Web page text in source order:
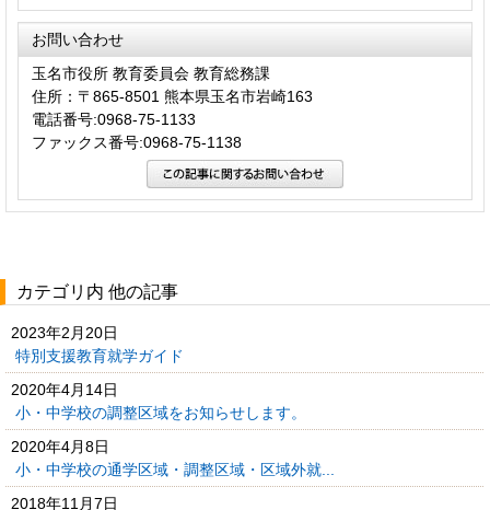
お問い合わせ
玉名市役所 教育委員会 教育総務課
住所：〒865-8501 熊本県玉名市岩崎163
電話番号:0968-75-1133
ファックス番号:0968-75-1138
カテゴリ内 他の記事
2023年2月20日
特別支援教育就学ガイド
2020年4月14日
小・中学校の調整区域をお知らせします。
2020年4月8日
小・中学校の通学区域・調整区域・区域外就...
2018年11月7日